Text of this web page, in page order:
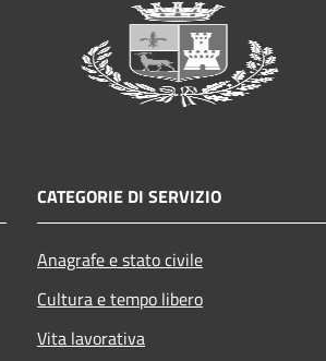
CATEGORIE DI SERVIZIO
Anagrafe e stato civile
Cultura e tempo libero
Vita lavorativa